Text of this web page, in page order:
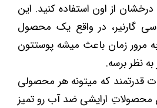
از اون استفاده کنید. این
سی گارنیر، در واقع یک محصول
زمان باعث میشه پوستتون
نظر برسه.
قدرتمند که میتونه هر محصولی
محصولاتِ ارایشی ضد آب رو تمیز